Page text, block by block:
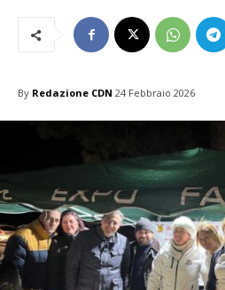
By Redazione CDN 24 Febbraio 2026